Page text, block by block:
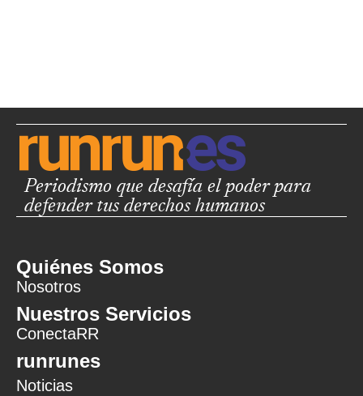
Periodismo que desafía el poder para
defender tus derechos humanos
Quiénes Somos
Nosotros
Nuestros Servicios
ConectaRR
runrunes
Noticias